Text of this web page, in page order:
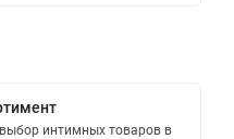
интимных товаров в